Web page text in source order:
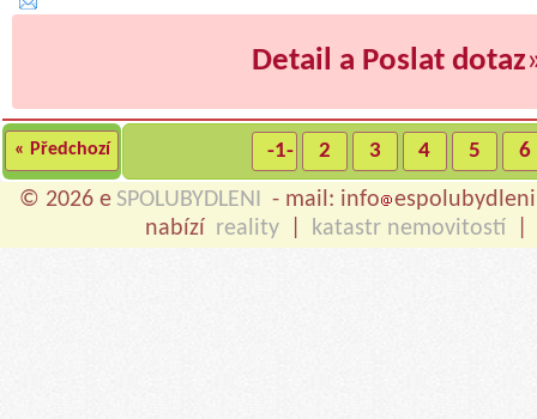
Detail a Poslat dotaz
« Předchozí -1- 2 3 4 5 6
© 2026 e SPOLUBYDLENI - mail: info
nabízí reality katastr nemovitostí